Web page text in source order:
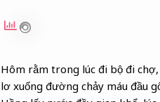
Hôm rằm trong lúc đi bộ đi
lơ xuống đường chảy máu đầu